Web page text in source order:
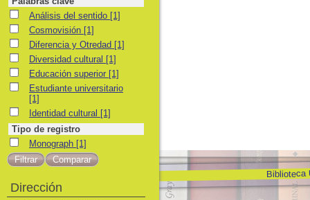
Biblioteca
Análisis del sentido
Análisis del sentido [1]
Cosmovisión
Cosmovisión [1]
Diferencia y Otredad
Diferencia y Otredad [1]
Diversidad cultural
Diversidad cultural [1]
Educación superior
Educación superior [1]
Estudiante universitario
Estudiante universitario
[1]
Identidad cultural
Identidad cultural [1]
Tipo de registro
Monograph
Monograph [1]
Dirección